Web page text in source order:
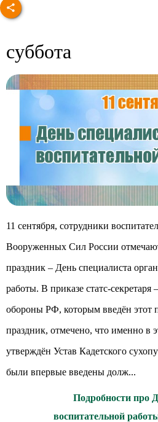
суббота
11 сентября, сотрудники
Вооруженных Сил России
праздник – День специалиста
работы. В приказе статс-секретаря
обороны РФ, которым введён этот
праздник, отмечено, что именно в
утверждён Устав Кадетского
были впервые введены долж...
Подробности про
воспитательной